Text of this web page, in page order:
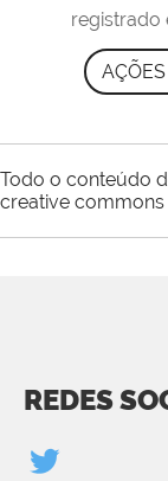
registrado
Todo o conteúdo
creative
REDES